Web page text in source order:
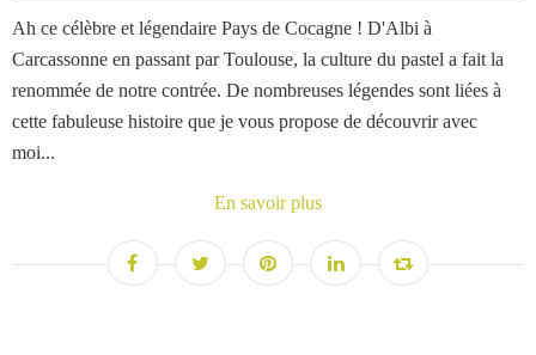
Ah ce célèbre et légendaire Pays de Cocagne ! D'Albi à
Carcassonne en passant par Toulouse, la culture du pastel a fait la
renommée de notre contrée. De nombreuses légendes sont liées à
cette fabuleuse histoire que je vous propose de découvrir avec
moi...
En savoir plus